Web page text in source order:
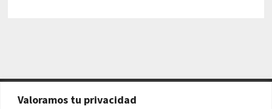
Valoramos tu privacidad